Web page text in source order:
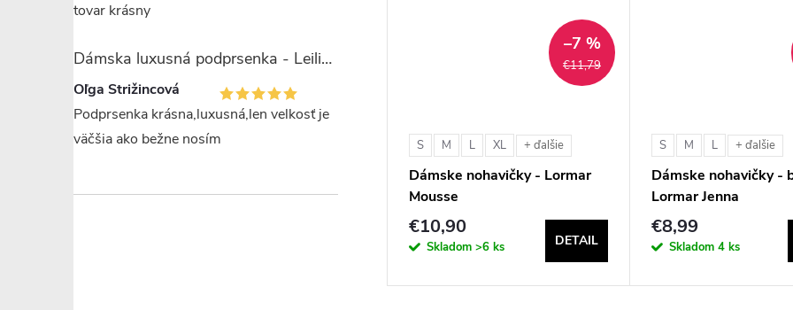
tovar krásny
Dámska luxusná podprsenka - Leilieve 7743
Oľga Strižincová
Podprsenka krásna,luxusná,len velkosť je
väčšia ako bežne nosím
€16,99 €9,21
S M
Gatta Shorts Viki 1446
€11,79
–7 %
S M L XL + ďalšie
Dámske nohavičky - Lormar
Mousse
€10,90
Skladom >6 ks DETAIL
S M L + ďalšie
Dámske nohavičky -
Lormar Jenna
€8,99
Skladom 4 ks